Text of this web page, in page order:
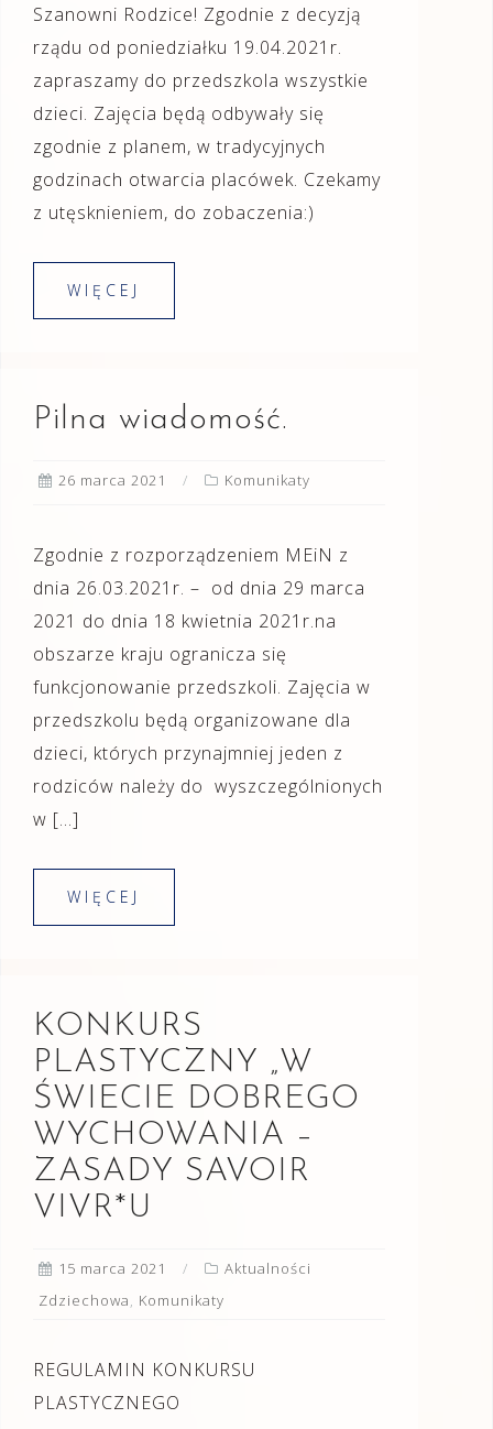
Szanowni Rodzice! Zgodnie z decyzją
rządu od poniedziałku 19.04.2021r.
zapraszamy do przedszkola wszystkie
dzieci. Zajęcia będą odbywały się
zgodnie z planem, w tradycyjnych
godzinach otwarcia placówek. Czekamy
z utęsknieniem, do zobaczenia:)
WIĘCEJ
Pilna wiadomość.
26 marca 2021 Komunikaty
Zgodnie z rozporządzeniem MEiN z
dnia 26.03.2021r. – od dnia 29 marca
2021 do dnia 18 kwietnia 2021r.na
obszarze kraju ogranicza się
funkcjonowanie przedszkoli. Zajęcia w
przedszkolu będą organizowane dla
dzieci, których przynajmniej jeden z
rodziców należy do wyszczególnionych
w […]
WIĘCEJ
KONKURS
PLASTYCZNY „W
ŚWIECIE DOBREGO
WYCHOWANIA –
ZASADY SAVOIR
VIVR*U
15 marca 2021
Aktualności
Zdziechowa, Komunikaty
REGULAMIN KONKURSU
PLASTYCZNEGO